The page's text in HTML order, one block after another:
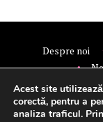
Despre noi
Politica de
©
Acest site
corectă, pentru a
analiza traficul.